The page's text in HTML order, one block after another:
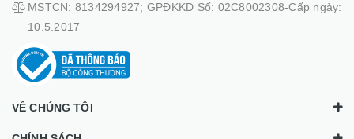
MSTCN: 8134294927; GPĐKKD Số: 02C8002308-Cấp ngày:
10.5.2017
VỀ CHÚNG TÔI